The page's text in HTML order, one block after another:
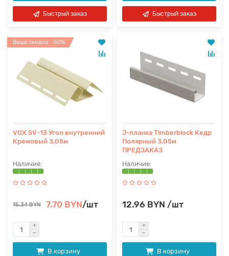
Быстрый заказ Быстрый заказ
Ваша скидка: -50%
VOX SV-13 Угол внутренний
Кремовый 3,05м
15.34 BYN 7.70 BYN/шт
В корзину
J-планка Timberblock Кедр
Полярный 3,05м
ПРЕДЗАКАЗ
12.96 BYN /шт
В корзину